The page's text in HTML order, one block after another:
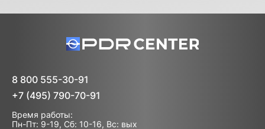
8 800 555-30-91
+7 (495) 790-70-91
Время работы:
Пн-Пт: 9-19, Сб: 10-16, Вс: вых